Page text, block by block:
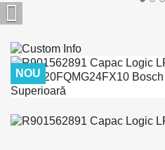

NOU